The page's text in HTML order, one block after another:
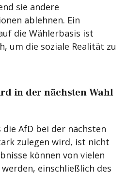
sie andere
ablehnen. Ein
die Wählerbasis ist
um die soziale Realität zu
in der nächsten Wahl
AfD bei der nächsten
zulegen wird, ist nicht
können von vielen
einschließlich des